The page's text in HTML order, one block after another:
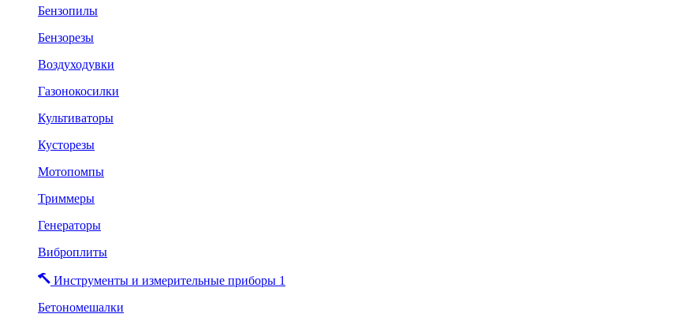
Бензопилы
Бензорезы
Воздуходувки
Газонокосилки
Культиваторы
Кусторезы
Мотопомпы
Триммеры
Генераторы
Виброплиты
Инструменты и измерительные приборы 1
Бетономешалки